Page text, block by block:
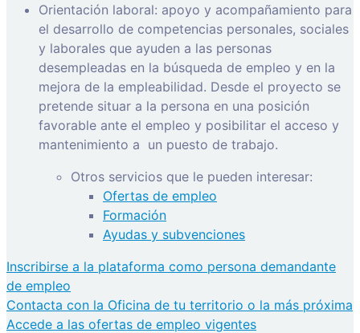
Orientación laboral: apoyo y acompañamiento para
el desarrollo de competencias personales, sociales
y laborales que ayuden a las personas
desempleadas en la búsqueda de empleo y en la
mejora de la empleabilidad. Desde el proyecto se
pretende situar a la persona en una posición
favorable ante el empleo y posibilitar el acceso y
mantenimiento a un puesto de trabajo.
Otros servicios que le pueden interesar:
Ofertas de empleo
Formación
Ayudas y subvenciones
Inscribirse a la plataforma como persona demandante
de empleo
Contacta con la Oficina de tu territorio o la más próxima
Accede a las ofertas de empleo vigentes